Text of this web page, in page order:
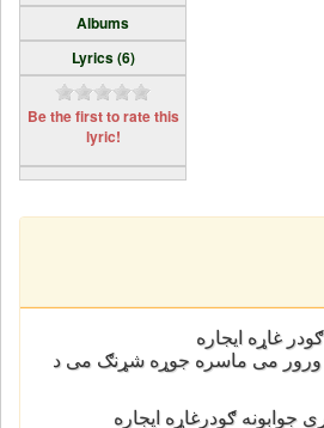
Albums
Lyrics (6)
Be the first to rate this
lyric!
غاړه ایجاره
ورور می ماسره جوړه شړنګ می د
جوابونه ګودرغاړه ایجاره